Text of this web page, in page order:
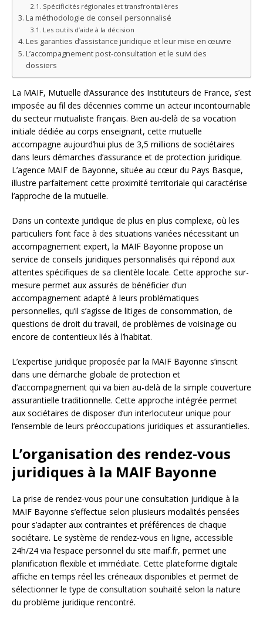
Spécificités régionales et transfrontalières
La méthodologie de conseil personnalisé
Les outils d’aide à la décision
Les garanties d’assistance juridique et leur mise en œuvre
L’accompagnement post-consultation et le suivi des
dossiers
La MAIF, Mutuelle d’Assurance des Instituteurs de France, s’est
imposée au fil des décennies comme un acteur incontournable
du secteur mutualiste français. Bien au-delà de sa vocation
initiale dédiée au corps enseignant, cette mutuelle
accompagne aujourd’hui plus de 3,5 millions de sociétaires
dans leurs démarches d’assurance et de protection juridique.
L’agence MAIF de Bayonne, située au cœur du Pays Basque,
illustre parfaitement cette proximité territoriale qui caractérise
l’approche de la mutuelle.
Dans un contexte juridique de plus en plus complexe, où les
particuliers font face à des situations variées nécessitant un
accompagnement expert, la MAIF Bayonne propose un
service de conseils juridiques personnalisés qui répond aux
attentes spécifiques de sa clientèle locale. Cette approche sur-
mesure permet aux assurés de bénéficier d’un
accompagnement adapté à leurs problématiques
personnelles, qu’il s’agisse de litiges de consommation, de
questions de droit du travail, de problèmes de voisinage ou
encore de contentieux liés à l’habitat.
L’expertise juridique proposée par la MAIF Bayonne s’inscrit
dans une démarche globale de protection et
d’accompagnement qui va bien au-delà de la simple couverture
assurantielle traditionnelle. Cette approche intégrée permet
aux sociétaires de disposer d’un interlocuteur unique pour
l’ensemble de leurs préoccupations juridiques et assurantielles.
L’organisation des rendez-vous
juridiques à la MAIF Bayonne
La prise de rendez-vous pour une consultation juridique à la
MAIF Bayonne s’effectue selon plusieurs modalités pensées
pour s’adapter aux contraintes et préférences de chaque
sociétaire. Le système de rendez-vous en ligne, accessible
24h/24 via l’espace personnel du site maif.fr, permet une
planification flexible et immédiate. Cette plateforme digitale
affiche en temps réel les créneaux disponibles et permet de
sélectionner le type de consultation souhaité selon la nature
du problème juridique rencontré.